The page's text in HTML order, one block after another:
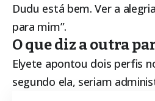
Dudu está bem. Ver a
para mim”.
O que diz a outra
Elyete apontou dois perfis
segundo ela, seriam